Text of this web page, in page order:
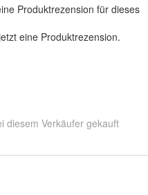
Produktrezension für dieses
eine Produktrezension.
diesem Verkäufer gekauft